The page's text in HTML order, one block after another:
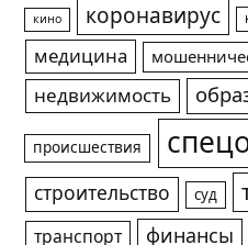
кино коронавирус
медицина
недвижимость
происшествия
строительство суд
транспорт финансы